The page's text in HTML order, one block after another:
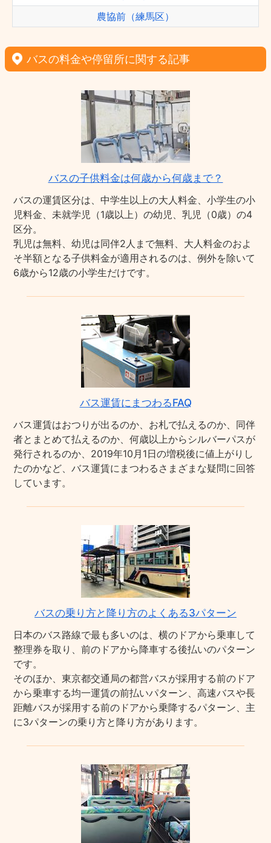
農協前（練馬区）
バスの料金や停留所に関する記事
バスの子供料金は何歳から何歳まで？
バスの運賃区分は、中学生以上の大人料金、小学生の小
児料金、未就学児（1歳以上）の幼児、乳児（0歳）の4
区分。
乳児は無料、幼児は同伴2人まで無料、大人料金のおよ
そ半額となる子供料金が適用されるのは、例外を除いて
6歳から12歳の小学生だけです。
バス運賃にまつわるFAQ
バス運賃はおつりが出るのか、お札で払えるのか、同伴
者とまとめて払えるのか、何歳以上からシルバーパスが
発行されるのか、2019年10月1日の増税後に値上がりし
たのかなど、バス運賃にまつわるさまざまな疑問に回答
しています。
バスの乗り方と降り方のよくある3パターン
日本のバス路線で最も多いのは、横のドアから乗車して
整理券を取り、前のドアから降車する後払いのパターン
です。
そのほか、東京都交通局の都営バスが採用する前のドア
から乗車する均一運賃の前払いパターン、高速バスや長
距離バスが採用する前のドアから乗降するパターン、主
に3パターンの乗り方と降り方があります。